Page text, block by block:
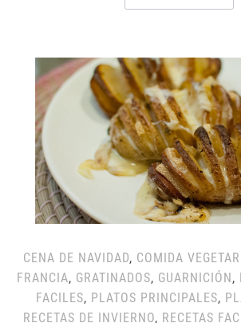
CENA DE NAVIDAD, COMIDA
FRANCIA, GRATINADOS, GUARNICIÓN,
FACILES, PLATOS PRINCIPALES,
RECETAS DE INVIERNO, RECETAS